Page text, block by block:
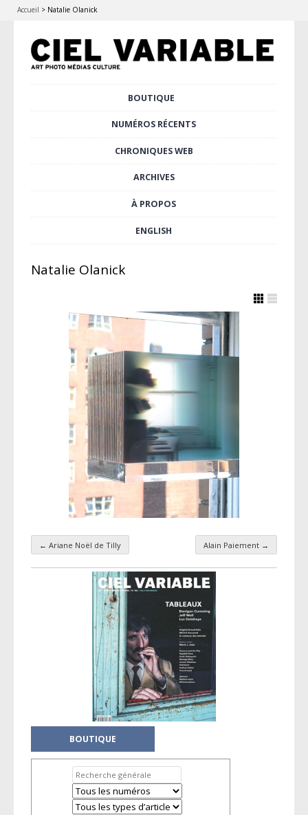
Accueil > Natalie Olanick
BOUTIQUE
NUMÉROS RÉCENTS
CHRONIQUES WEB
ARCHIVES
À PROPOS
ENGLISH
Natalie Olanick
Navigation par taxonomie
← Ariane Noël de Tilly Alain Paiement →
BOUTIQUE